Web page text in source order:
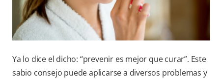
Ya lo dice el dicho: “prevenir es mejor que curar”. Este
sabio consejo puede aplicarse a diversos problemas y